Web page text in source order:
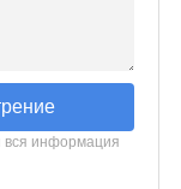
вся информация